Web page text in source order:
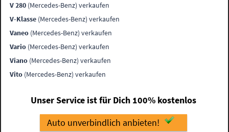
V 280 (Mercedes-Benz) verkaufen
V-Klasse (Mercedes-Benz) verkaufen
Vaneo (Mercedes-Benz) verkaufen
Vario (Mercedes-Benz) verkaufen
Viano (Mercedes-Benz) verkaufen
Vito (Mercedes-Benz) verkaufen
Unser Service ist für Dich 100% kostenlos
Auto unverbindlich anbieten!